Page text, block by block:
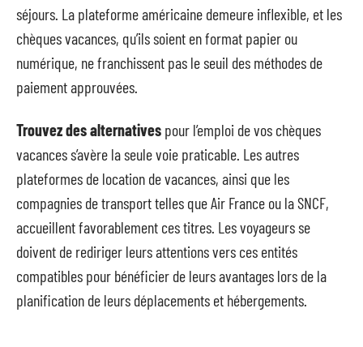
séjours. La plateforme américaine demeure inflexible, et les
chèques vacances, qu’ils soient en format papier ou
numérique, ne franchissent pas le seuil des méthodes de
paiement approuvées.
Trouvez des alternatives pour l’emploi de vos chèques
vacances s’avère la seule voie praticable. Les autres
plateformes de location de vacances, ainsi que les
compagnies de transport telles que Air France ou la SNCF,
accueillent favorablement ces titres. Les voyageurs se
doivent de rediriger leurs attentions vers ces entités
compatibles pour bénéficier de leurs avantages lors de la
planification de leurs déplacements et hébergements.